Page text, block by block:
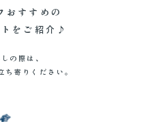
サービスについて
おすすめの
をご紹介♪
の際は、
ち寄りください。